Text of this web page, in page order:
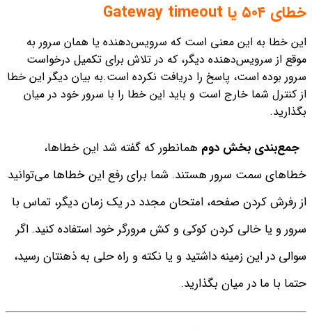
خطای ۵۰۴ یا Gateway timeout
این خطا به این معنی است که سرویس‌دهنده یا همان سرور به
موقع از سرویس‌دهنده دیگر، که در تلاش برای تکمیل درخواست
سرور بوده است، پاسخ را دریافت نکرده است.به بیان دیگر این خطا
از کنترل شما خارج است و باید این خطا را با سرور خود در میان
بگذارید.
جمع‌بندی بخش دوم همانطور که گفته شد این خطاها،
خطاهای سمت سرور هستند. شما برای رفع این خطاها می‌توانید
از رفرش کردن صفحه، امتحان مجدد در یک زمان دیگر، تماس با
سرور و یا خالی کردن کوکی و کش مرورگر خود استفاده کنید. اگر
سوالی در این زمینه داشتید و یا نکته‌ و راه حلی به ذهنتان رسید،
حتما با ما در میان بگذارید.